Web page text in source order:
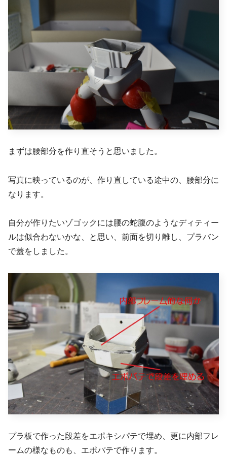
まずは腰部分を作り直そうと思いました。
写真に映っているのが、作り直している途中の、腰部分に
なります。
自分が作りたいゾゴックには腰の蛇腹のようなディティー
ルは似合わないかな、と思い、前面を切り離し、プラバン
で蓋をしました。
プラ板で作った段差をエポキシパテで埋め、更に内部フレ
ームの様なものも、エポパテで作ります。